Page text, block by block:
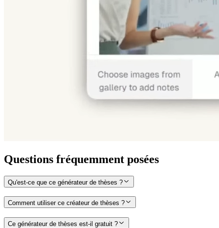
Questions fréquemment posées
Qu'est-ce que ce générateur de thèses ?
Comment utiliser ce créateur de thèses ?
Ce générateur de thèses est-il gratuit ?